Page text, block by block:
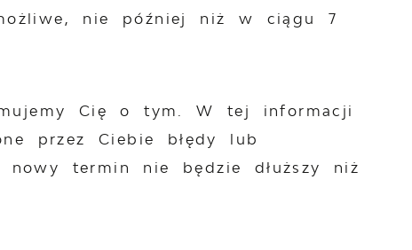
nie później niż w ciągu 7
Cię o tym. W tej informacji
przez Ciebie błędy lub
termin nie będzie dłuższy niż